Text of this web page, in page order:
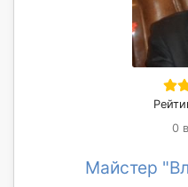
0
Майстер